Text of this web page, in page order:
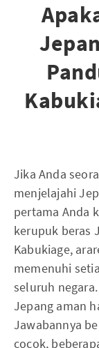
Jika Anda
menjelajahi
pertama Anda
kerupuk beras
Kabukiage,
memenuhi
seluruh
Jepang aman
Jawabannya
cocok,